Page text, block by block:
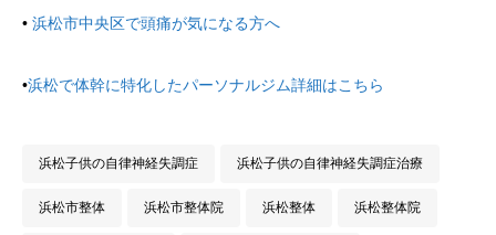
• 浜松市中央区で頭痛が気になる方へ
•浜松で体幹に特化したパーソナルジム詳細はこちら
浜松子供の自律神経失調症 浜松子供の自律神経失調症治療
浜松市整体 浜松市整体院 浜松整体 浜松整体院